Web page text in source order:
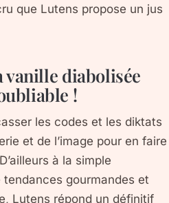
que Lutens propose un jus
vanille diabolisée
!
les codes et les diktats
et de l’image pour en faire
à la simple
gourmandes et
Lutens répond un définitif